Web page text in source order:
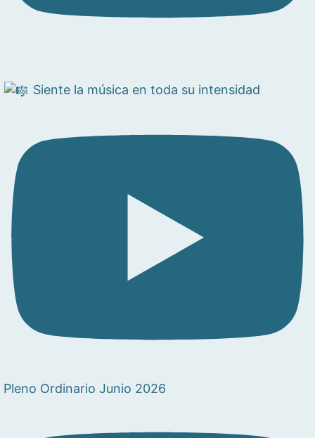
Siente la música en toda su intensidad
Pleno Ordinario Junio 2026